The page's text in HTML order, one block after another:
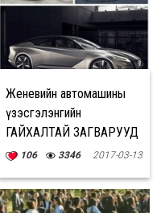
Женевийн автомашины
үзэсгэлэнгийн
ГАЙХАЛТАЙ ЗАГВАРУУД
106 3346 2017-03-13